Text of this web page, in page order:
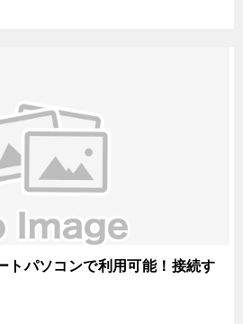
トパソコンで利用可能！接続す